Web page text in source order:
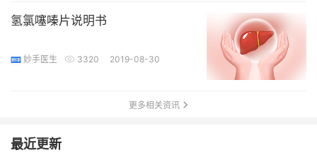
氢氯噻嗪片说明书
妙手医生 3320 2019-08-30
更多相关资讯
最近更新